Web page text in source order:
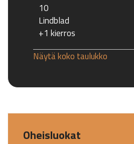
10
Lindblad
+1 kierros
Näytä koko taulukko
Oheisluokat